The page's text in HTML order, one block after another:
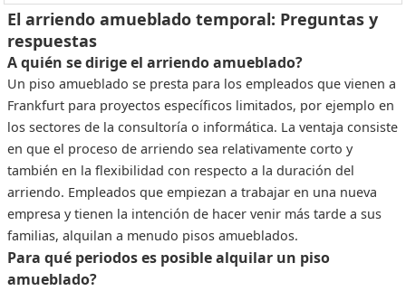
El arriendo amueblado temporal: Preguntas y
respuestas
A quién se dirige el arriendo amueblado?
Un piso amueblado se presta para los empleados que vienen a
Frankfurt para proyectos específicos limitados, por ejemplo en
los sectores de la consultoría o informática. La ventaja consiste
en que el proceso de arriendo sea relativamente corto y
también en la flexibilidad con respecto a la duración del
arriendo. Empleados que empiezan a trabajar en una nueva
empresa y tienen la intención de hacer venir más tarde a sus
familias, alquilan a menudo pisos amueblados.
Para qué periodos es posible alquilar un piso
amueblado?